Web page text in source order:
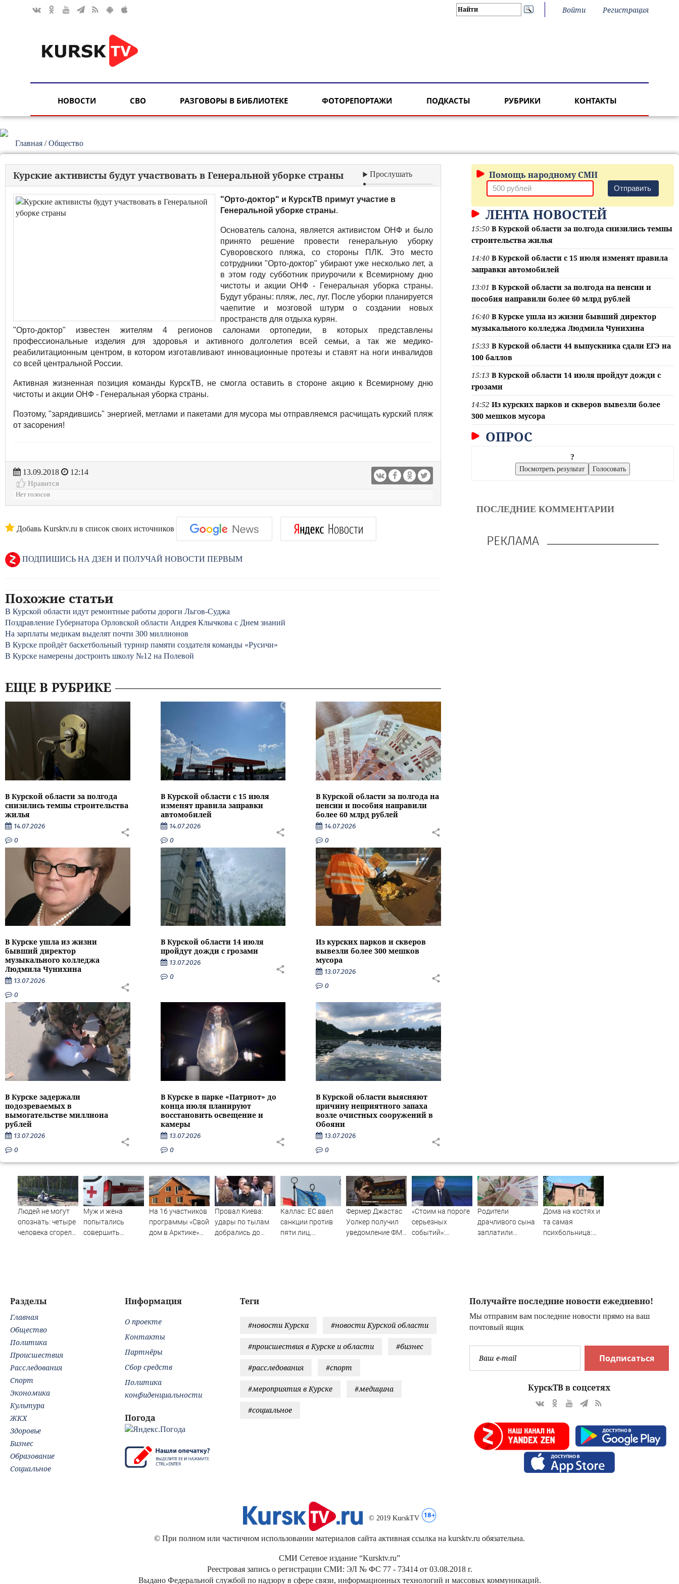
Войти Регистрация
НОВОСТИ СВО РАЗГОВОРЫ В БИБЛИОТЕКЕ ФОТОРЕПОРТАЖИ ПОДКАСТЫ РУБРИКИ КОНТАКТЫ
Главная /Общество
Прослушать
Курские активисты будут участвовать в Генеральной уборке страны
"Орто-доктор" и КурскТВ примут участие в
Генеральной уборке страны.
Основатель салона, является активистом ОНФ и было
принято решение провести генеральную уборку
Суворовского пляжа, со стороны ПЛК. Это место
сотрудники "Орто-доктор" убирают уже несколько лет, а
в этом году субботник приурочили к Всемирному дню
чистоты и акции ОНФ - Генеральная уборка страны.
Будут убраны: пляж, лес, луг. После уборки планируется
чаепитие и мозговой штурм о создании новых
пространств для отдыха курян.
"Орто-доктор" известен жителям 4 регионов салонами ортопедии, в которых представлены
профессиональные изделия для здоровья и активного долголетия всей семьи, а так же медико-
реабилитационным центром, в котором изготавливают инновационные протезы и ставят на ноги инвалидов
со всей центральной России.
Активная жизненная позиция команды КурскТВ, не смогла оставить в стороне акцию к Всемирному дню
чистоты и акции ОНФ - Генеральная уборка страны.
Поэтому, "зарядившись" энергией, метлами и пакетами для мусора мы отправляемся расчищать курский пляж
от засорения!
13.09.2018
12:14
Нравится
Нет голосов
Добавь Kursktv.ru в список своих источников
ПОДПИШИСЬ НА ДЗЕН И ПОЛУЧАЙ НОВОСТИ ПЕРВЫМ
Похожие статьи
В Курской области идут ремонтные работы дороги Льгов-Суджа
Поздравление Губернатора Орловской области Андрея Клычкова с Днем знаний
На зарплаты медикам выделят почти 300 миллионов
В Курске пройдёт баскетбольный турнир памяти создателя команды «Русичи»
В Курске намерены достроить школу №12 на Полевой
ЕЩЕ В РУБРИКЕ
В Курской области за полгода
снизились темпы строительства
жилья
14.07.2026
0
В Курской области с 15 июля
изменят правила заправки
автомобилей
14.07.2026
0
В Курской области за полгода на
пенсии и пособия направили
более 60 млрд рублей
14.07.2026
0
В Курске ушла из жизни
бывший директор
музыкального колледжа
Людмила Чунихина
13.07.2026
0
В Курской области 14 июля
пройдут дожди с грозами
13.07.2026
0
Из курских парков и скверов
вывезли более 300 мешков
мусора
13.07.2026
0
В Курске задержали
подозреваемых в
вымогательстве миллиона
рублей
13.07.2026
0
В Курске в парке «Патриот» до
конца июля планируют
восстановить освещение и
камеры
13.07.2026
0
В Курской области выясняют
причину неприятного запаха
возле очистных сооружений в
Обояни
13.07.2026
0
Помощь народному СМИ
Отправить
ЛЕНТА НОВОСТЕЙ
15:50 В Курской области за полгода снизились темпы
строительства жилья
14:40 В Курской области с 15 июля изменят правила
заправки автомобилей
13:01 В Курской области за полгода на пенсии и
пособия направили более 60 млрд рублей
16:40 В Курске ушла из жизни бывший директор
музыкального колледжа Людмила Чунихина
15:33 В Курской области 44 выпускника сдали ЕГЭ на
100 баллов
15:13 В Курской области 14 июля пройдут дожди с
грозами
14:52 Из курских парков и скверов вывезли более
300 мешков мусора
ОПРОС
?
ПОСЛЕДНИЕ КОММЕНТАРИИ
РЕКЛАМА
Людей не могут
опознать: четыре
человека сгорели
Муж и жена
попытались
совершить
На 16 участников
программы «Свой
дом в Арктике»
Провал Киева:
удары по тылам
добрались до
Каллас: ЕС ввел
санкции против
пяти лиц,
Фермер Джастас
Уолкер получил
уведомление ФМС
«Стоим на пороге
серьезных
событий»:
Родители
драчливого сына
заплатили
Дома на костях и
та самая
психбольница:
Получайте последние новости ежедневно!
Мы отправим вам последние новости прямо на ваш
почтовый ящик
Подписаться
КурскТВ в соцсетях
Теги
#новости Курска #новости Курской области
#происшествия в Курске и области #бизнес
#расследования #спорт
#мероприятия в Курске #медицина
#социальное
Разделы
Главная
Общество
Политика
Происшествия
Расследования
Спорт
Экономика
Культура
ЖКХ
Здоровье
Бизнес
Образование
Социальное
Информация
О проекте
Контакты
Партнёры
Сбор средств
Политика
конфиденциальности
Погода
© 2019 KurskTV
© При полном или частичном использовании материалов сайта активная ссылка на kursktv.ru обязательна.
СМИ Сетевое издание “Kursktv.ru”
Реестровая запись о регистрации СМИ: ЭЛ № ФС 77 - 73414 от 03.08.2018 г.
Выдано Федеральной службой по надзору в сфере связи, информационных технологий и массовых коммуникаций.